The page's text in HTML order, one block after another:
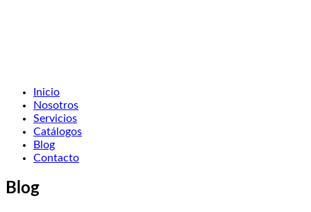
Inicio
Nosotros
Servicios
Catálogos
Blog
Contacto
Blog